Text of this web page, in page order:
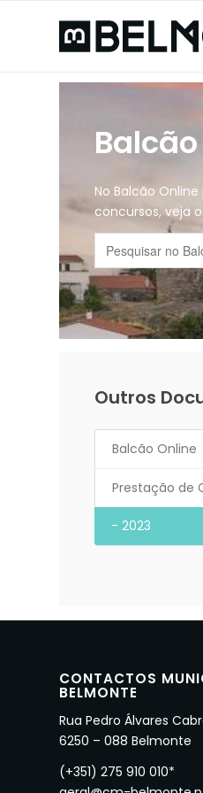
No Balcão
concursos, veja
Outros
Balcão Online
Prestação de
- 2023
CONTACTOS
BELMONTE
Rua Pedro Álvares
6250 – 088 Belmonte
(+351) 275 910 010*